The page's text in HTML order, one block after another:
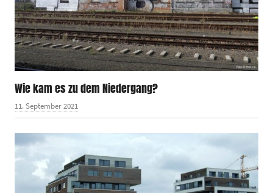
Wie kam es zu dem Niedergang?
11. September 2021